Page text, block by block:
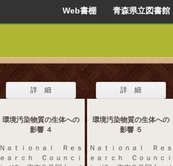
Web書棚 青森県立図書館
詳 細
環境汚染物質の生体への
影響 ４
Ｎａｔｉｏｎａｌ Ｒｅｓ
ｅａｒｃｈ Ｃｏｕｎｃｉ
詳 細
環境汚染物質の生体への
影響 ５
Ｎａｔｉｏｎａｌ Ｒｅｓ
ｅａｒｃｈ Ｃｏｕｎｃｉ